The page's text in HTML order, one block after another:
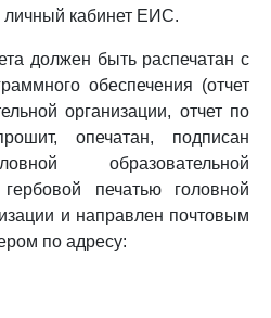
личный кабинет ЕИС.
должен быть распечатан с
обеспечения (отчет
организации, отчет по
опечатан, подписан
образовательной
печатью головной
и направлен почтовым
по адресу: